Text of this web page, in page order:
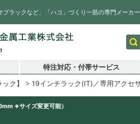
ラックなど、「ハコ」づくり一筋の専門メーカー
特注対応・付帯サービス
ク】 19インチラック(IT)／専用アクセ
※サイズ変更可能）